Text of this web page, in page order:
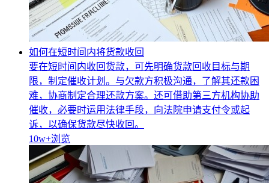
如何在短时间内将货款收回
要在短时间内收回货款，可先明确货款回收目标与期
限，制定催收计划。与欠款方积极沟通，了解其还款困
难，协商制定合理还款方案。还可借助第三方机构协助
催收，必要时运用法律手段，向法院申请支付令或起
诉，以确保货款尽快收回。
10w+浏览